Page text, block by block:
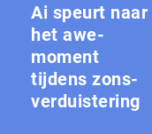
Ai speurt naar
het awe-
moment
tijdens zons­
ver­duis­te­ring